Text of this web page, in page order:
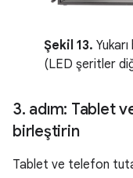
Şekil 13.
(LED şeritler
3. adım: Tablet
birleştirin
Tablet ve telefon